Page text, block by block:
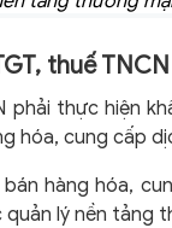
thuế
phải thực hiện
hóa, cung cấp
hàng hóa,
lý nền tảng